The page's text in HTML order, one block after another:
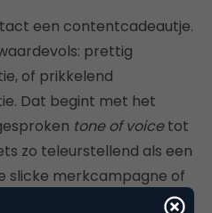
een contentcadeautje.
prettig
of prikkelend
Dat begint met het
tone of voicetot
zo teleurstellend als een
slicke merkcampagne of
toon en uitstraling in